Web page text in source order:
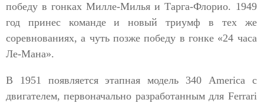
победу в гонках Милле-Милья и Тарга-Флорио. 1949
год принес команде и новый триумф в тех же
соревнованиях, а чуть позже победу в гонке «24 часа
Ле-Мана».
В 1951 появляется этапная модель 340 America с
двигателем, первоначально разработанным для Ferrari